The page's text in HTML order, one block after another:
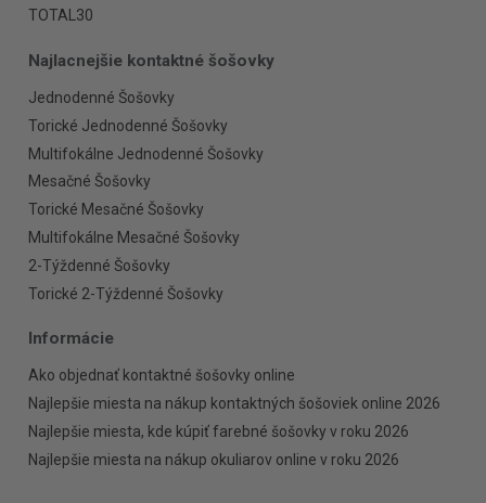
TOTAL30
Najlacnejšie kontaktné šošovky
Jednodenné Šošovky
Torické Jednodenné Šošovky
Multifokálne Jednodenné Šošovky
Mesačné Šošovky
Torické Mesačné Šošovky
Multifokálne Mesačné Šošovky
2-Týždenné Šošovky
Torické 2-Týždenné Šošovky
Informácie
Ako objednať kontaktné šošovky online
Najlepšie miesta na nákup kontaktných šošoviek online 2026
Najlepšie miesta, kde kúpiť farebné šošovky v roku 2026
Najlepšie miesta na nákup okuliarov online v roku 2026